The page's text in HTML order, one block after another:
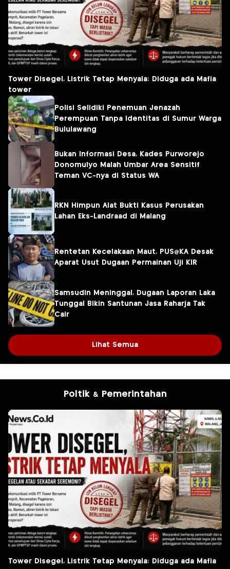
Tower Disegel, Listrik Tetap Menyala: Diduga ada Mafia
tower
Polisi Selidiki Penemuan Jenazah
Perempuan Tanpa Identitas di Sumur Warga
Bululawang
Bukan Informasi Desa, Kades Purworejo
Donomulyo Malah Umbar Area Sensitif
Teman VC-nya di Status WA
RKN Himpun Alat Bukti Kasus Perusakan
Lahan Eks-Landraad di Malang
Rentetan Kecelakaan Maut, PUS@KA Desak
Aparat Usut Dugaan Permainan Uji KIR
Samsudin Meninggal, Dugaan Laporan Laka
Tunggal Bikin Santunan Jasa Raharja Tak
Cair
Lihat Semua
Poltik & Pemerintahan
Tower Disegel, Listrik Tetap Menyala: Diduga ada Mafia